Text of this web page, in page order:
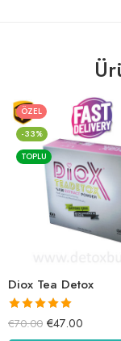
ÖZEL
-33%
TOPLU
Diox Tea Detox
5 üzerinden
5.00oy aldı
€70.00 €47.00